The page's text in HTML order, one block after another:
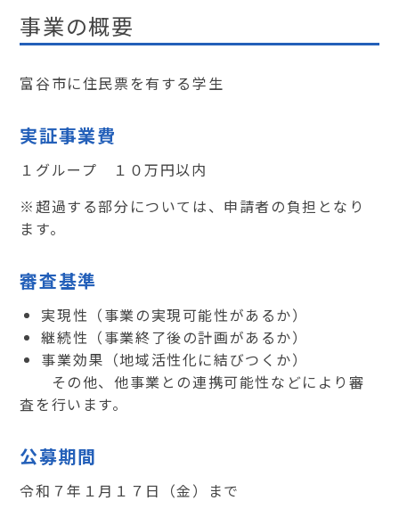
事業の概要
富谷市に住民票を有する学生
実証事業費
１グループ １０万円以内
※超過する部分については、申請者の負担となり
ます。
審査基準
実現性（事業の実現可能性があるか）
継続性（事業終了後の計画があるか）
事業効果（地域活性化に結びつくか）
その他、他事業との連携可能性などにより審
査を行います。
公募期間
令和７年１月１７日（金）まで